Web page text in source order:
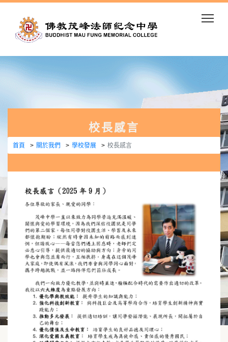
校長感言
首頁 關於我們 學校發展 校長感言